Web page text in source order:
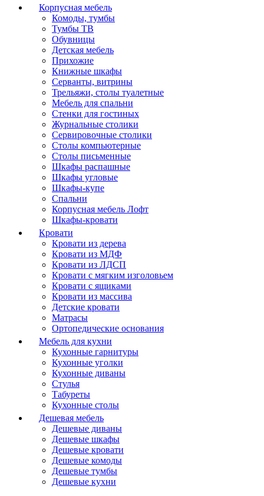
Корпусная мебель
Комоды, тумбы
Тумбы ТВ
Обувницы
Детская мебель
Прихожие
Книжные шкафы
Серванты, витрины
Трельяжи, столы туалетные
Мебель для спальни
Стенки для гостиных
Журнальные столики
Сервировочные столики
Столы компьютерные
Столы письменные
Шкафы распашные
Шкафы угловые
Шкафы-купе
Спальни
Корпусная мебель Лофт
Шкафы-кровати
Кровати
Кровати из дерева
Кровати из МДФ
Кровати из ЛДСП
Кровати с мягким изголовьем
Кровати с ящиками
Кровати из массива
Детские кровати
Матрасы
Ортопедические основания
Мебель для кухни
Кухонные гарнитуры
Кухонные уголки
Кухонные диваны
Стулья
Табуреты
Кухонные столы
Дешевая мебель
Дешевые диваны
Дешевые шкафы
Дешевые кровати
Дешевые комоды
Дешевые тумбы
Дешевые кухни